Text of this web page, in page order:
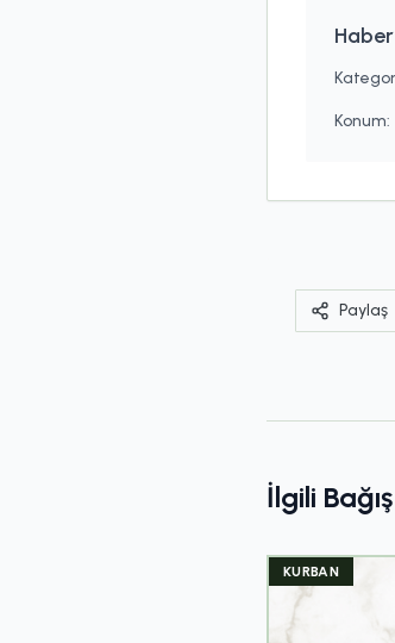
Konum:
Paylaş
İlgili
KURBAN